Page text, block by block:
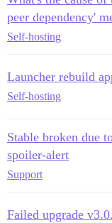
peer dependency'
Self-hosting
Launcher rebuild
Self-hosting
Stable broken due
spoiler-alert
Support
Failed upgrade